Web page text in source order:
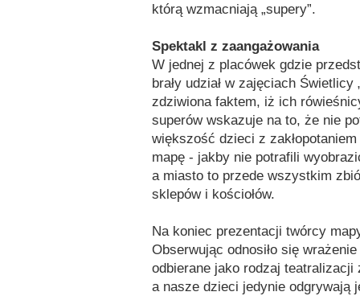
którą wzmacniają „supery”.
Spektakl z zaangażowania
W jednej z placówek gdzie
brały udział w zajęciach
zdziwiona faktem, iż ich
superów wskazuje na to, że nie
większość dzieci z
mapę - jakby nie potrafili
a miasto to przede wszystkim
sklepów i kościołów.
Na koniec prezentacji twórcy
Obserwując odnosiło się
odbierane jako rodzaj
a nasze dzieci jedynie odgrywają